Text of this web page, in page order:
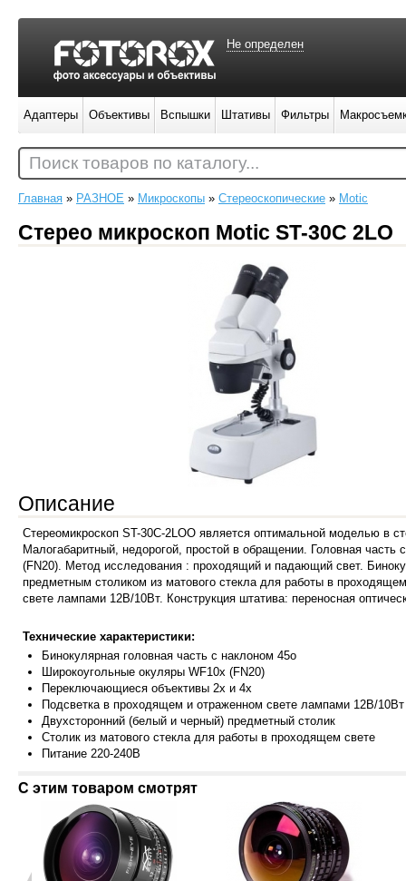
Главная » РАЗНОЕ » Микроскопы » Стереоскопические » Motic
Стерео микроскоп Motic ST-30C 2LO
Описание
Стереомикроскоп ST-30C-2LOO является оптимальной моделью в
Малогабаритный, недорогой, простой в обращении. Головная
(FN20). Метод исследования : проходящий и падающий свет.
предметным столиком из матового стекла для работы в
свете лампами 12В/10Вт. Конструкция штатива: переносная
Технические характеристики:
Бинокулярная головная часть с наклоном 45о
Широкоугольные окуляры WF10x (FN20)
Переключающиеся объективы 2х и 4х
Подсветка в проходящем и отраженном свете лампами 12В/10Вт
Двухсторонний (белый и черный) предметный столик
Столик из матового стекла для работы в проходящем свете
Питание 220-240В
С этим товаром смотрят
Не определен
Адаптеры Объективы Вспышки Штативы Фильтры
Поиск товаров по каталогу...